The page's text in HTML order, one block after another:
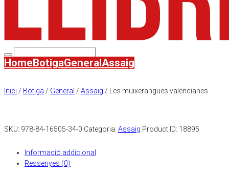
HomeBotigaGeneralAssaig
Inici / Botiga / General / Assaig / Les muixerangues valencianes
SKU: 978-84-16505-34-0 Categoria: Assaig Product ID: 18895
Informació addicional
Ressenyes (0)